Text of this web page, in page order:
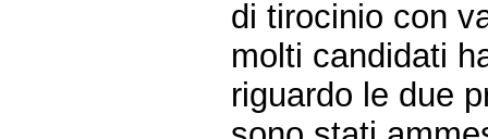
di tirocinio con
molti candidati
riguardo le due